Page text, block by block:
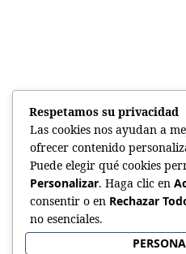
Respetamos su privacidad
Las cookies nos ayudan a
ofrecer contenido
Puede elegir qué cookies
Personalizar. Haga clic en
consentir o en Rechazar
no esenciales.